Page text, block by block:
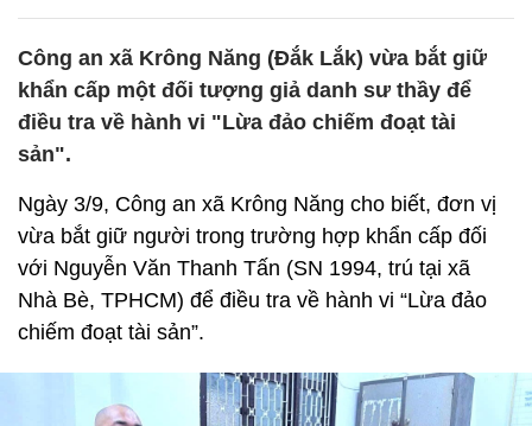
Công an xã Krông Năng (Đắk Lắk) vừa bắt giữ
khẩn cấp một đối tượng giả danh sư thầy để
điều tra về hành vi "Lừa đảo chiếm đoạt tài
sản".
Ngày 3/9, Công an xã Krông Năng cho biết, đơn vị
vừa bắt giữ người trong trường hợp khẩn cấp đối
với Nguyễn Văn Thanh Tấn (SN 1994, trú tại xã
Nhà Bè, TPHCM) để điều tra về hành vi “Lừa đảo
chiếm đoạt tài sản”.